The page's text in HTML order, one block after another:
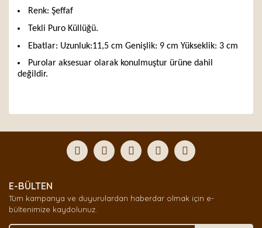
Renk: Şeffaf
Tekli Puro Küllüğü.
Ebatlar: Uzunluk:11,5 cm Genişlik: 9 cm Yükseklik: 3 cm
Purolar aksesuar olarak konulmuştur ürüne dahil
değildir.
Yorum Yaz
formunu kullanarak tarafımıza iletebilirsiniz.
Görüş ve önerileriniz için teşekkür ederiz.
Ürün açıklamasında eksik bilgiler bulunuyor.
Ürün bilgilerinde hatalar bulunuyor.
E-BÜLTEN
Tüm kampanya ve duyurulardan haberdar olmak için e-
bültenimize kaydolunuz.